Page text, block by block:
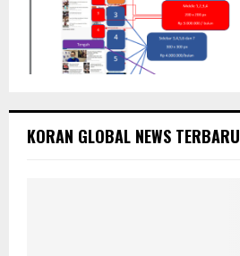
KORAN GLOBAL NEWS TERBARU